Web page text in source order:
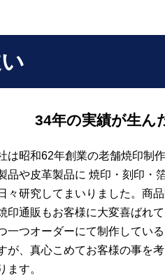
34年の実績が生ん
は昭和62年創業の老舗焼印制作
品や皮革製品に 焼印・刻印・
々研究してまいりました。商
印通販もお客様に大変喜ばれて
一つオーダーにて制作してい
が、真心こめてお客様の事を
ます。